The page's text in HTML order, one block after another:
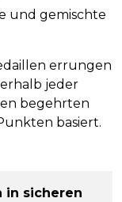
und gemischte
errungen
jeder
begehrten
basiert.
in sicheren